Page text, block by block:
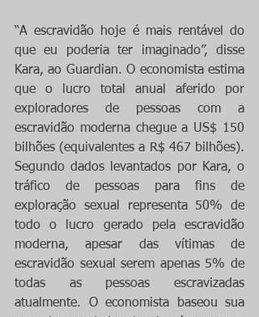
“A escravidão hoje é mais rentável do
que eu poderia ter imaginado”, disse
Kara, ao Guardian. O economista estima
que o lucro total anual aferido por
exploradores de pessoas com a
escravidão moderna chegue a US$ 150
bilhões (equivalentes a R$ 467 bilhões).
Segundo dados levantados por Kara, o
tráfico de pessoas para fins de
exploração sexual representa 50% de
todo o lucro gerado pela escravidão
moderna, apesar das vítimas de
escravidão sexual serem apenas 5% de
todas as pessoas escravizadas
atualmente. O economista baseou sua